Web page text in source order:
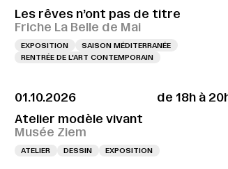
Les rêves n’ont pas de titre
Friche La Belle de Mai
EXPOSITION
SAISON MÉDITERRANÉE
RENTRÉE DE L'ART CONTEMPORAIN
01.10.2026
de 18h à
Atelier modèle vivant
Musée Ziem
ATELIER DESSIN EXPOSITION